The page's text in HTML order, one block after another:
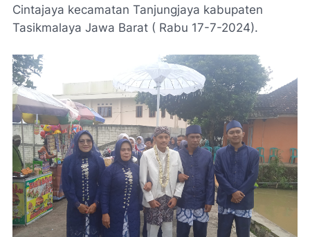
Cintajaya kecamatan Tanjungjaya kabupaten
Tasikmalaya Jawa Barat ( Rabu 17-7-2024).